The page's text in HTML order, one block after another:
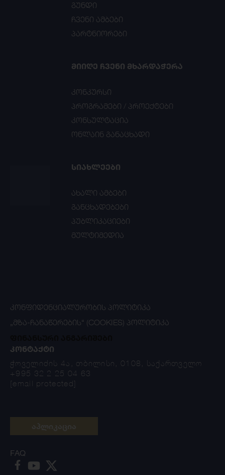
გუნდი
ჩვენი ამბები
პარტნიორები
ᲛᲘᲘᲦᲔ ᲩᲕᲔᲜᲘ ᲛᲮᲐᲠᲓᲐᲭᲔᲠᲐ
კონკურსი
პროგრამები / პროექტები
კონსულტაცია
ონლაინ განაცხადი
ᲡᲘᲐᲮᲚᲔᲔᲑᲘ
ახალი ამბები
განცხადებები
პუბლიკაციები
მულტიმედია
ᲙᲝᲜᲤᲘᲓᲔᲜᲪᲘᲐᲚᲣᲠᲝᲑᲘᲡ ᲞᲝᲚᲘᲢᲘᲙᲐ
„ᲛᲖᲐ-ᲩᲐᲜᲐᲬᲔᲠᲔᲑᲘᲡ“ (COOKIES) ᲞᲝᲚᲘᲢᲘᲙᲐ
ᲙᲝᲜᲢᲐᲥᲢᲘ
ჭოველიძის 4ა, თბილისი, 0108, საქართველო
+995 32 2 25 04 63
[email protected]
FAQ